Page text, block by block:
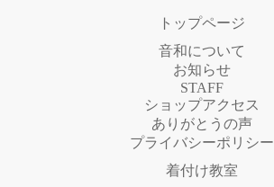
トップページ
音和について
お知らせ
STAFF
ショップアクセス
ありがとうの声
プライバシーポリシー
着付け教室